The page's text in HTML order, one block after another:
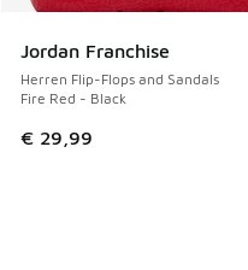
Jordan Franchise
Herren Flip-Flops and Sandals
Fire Red - Black
€ 29,99